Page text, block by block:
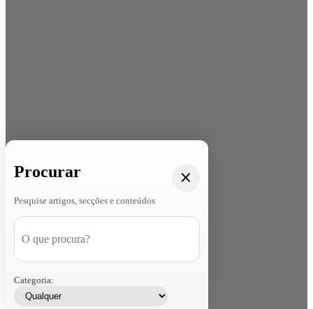
Procurar
Pesquise artigos, secções e conteúdos
Categoria: